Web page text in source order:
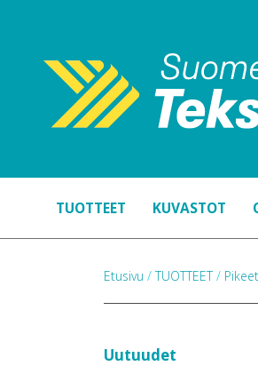
TUOTTEET KUVASTOT
Etusivu /TUOTTEET/ Pikeet
Uutuudet